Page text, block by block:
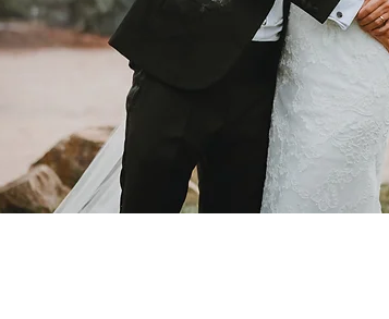
fotograf i